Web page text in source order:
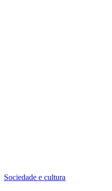
Sociedade e cultura